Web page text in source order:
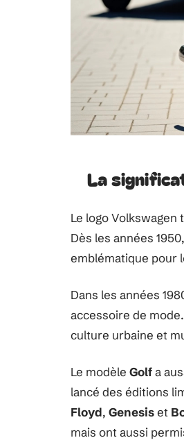
La
Le logo
Dès les années
emblématique pour
Dans les années
accessoire de
culture urbaine et
Le modèle Golfa
lancé des éditions
Floyd, Genesiset
mais ont aussi